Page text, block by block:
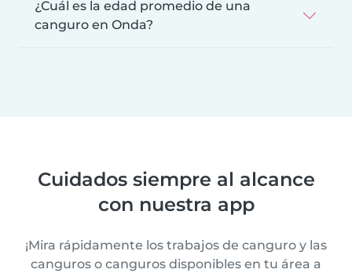
¿Cuál es la edad promedio de una
canguro en Onda?
Cuidados siempre al alcance
con nuestra app
¡Mira rápidamente los trabajos de canguro y las
canguros o canguros disponibles en tu área a